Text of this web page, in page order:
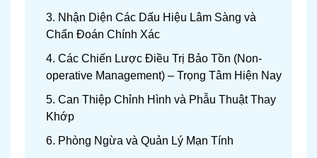
3. Nhận Diện Các Dấu Hiệu Lâm Sàng và
Chẩn Đoán Chính Xác
4. Các Chiến Lược Điều Trị Bảo Tồn (Non-
operative Management) – Trọng Tâm Hiện Nay
5. Can Thiệp Chỉnh Hình và Phẫu Thuật Thay
Khớp
6. Phòng Ngừa và Quản Lý Mạn Tính